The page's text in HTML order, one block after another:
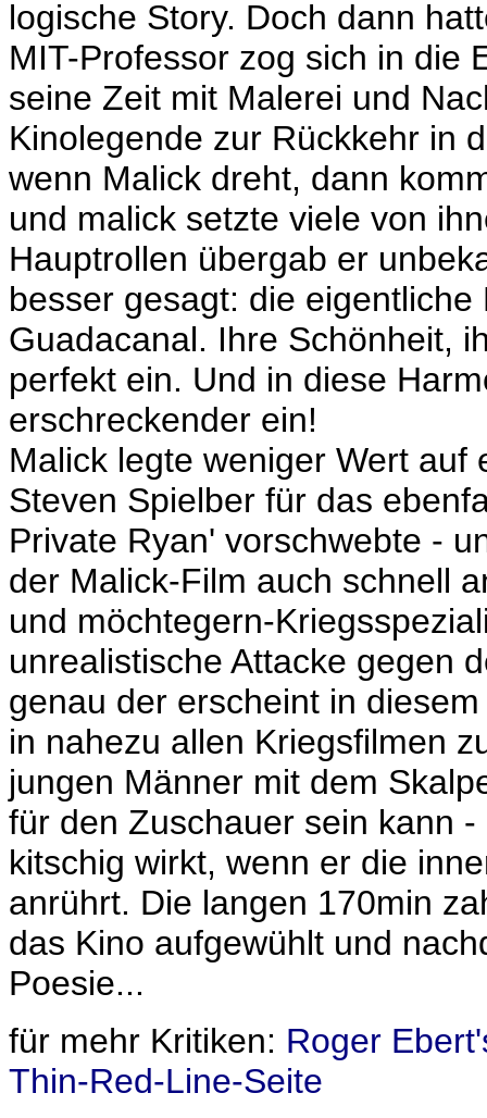
logische Story. Doch dann
MIT-Professor zog sich in die
seine Zeit mit Malerei und
Kinolegende zur Rückkehr in
wenn Malick dreht, dann
und malick setzte viele von
Hauptrollen übergab er
besser gesagt: die
Guadacanal. Ihre Schönheit,
perfekt ein. Und in diese
erschreckender ein!
Malick legte weniger Wert auf
Steven Spielber für das
Private Ryan' vorschwebte -
der Malick-Film auch schnell
und möchtegern-
unrealistische Attacke gegen
genau der erscheint in
in nahezu allen Kriegsfilmen
jungen Männer mit dem
für den Zuschauer sein kann
kitschig wirkt, wenn er die
anrührt. Die langen 170min
das Kino aufgewühlt und
Poesie...
für mehr Kritiken: Roger
Thin-Red-Line-Seite